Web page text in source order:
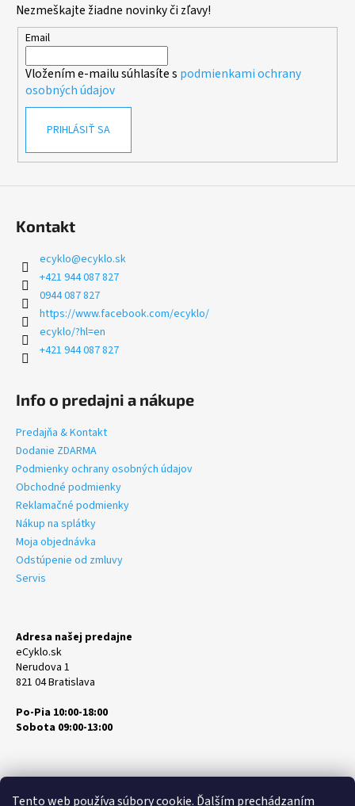
Tento web používa súbory cookie. Ďalším prechádzaním
Nezmeškajte žiadne novinky či zľavy!
Email
Vložením e-mailu súhlasíte s podmienkami ochrany
osobných údajov
PRIHLÁSIŤ SA
Kontakt
ecyklo@ecyklo.sk
+421 944 087 827
0944 087 827
https://www.facebook.com/ecyklo/
ecyklo/?hl=en
+421 944 087 827
Info o predajni a nákupe
Predajňa & Kontakt
Dodanie ZDARMA
Podmienky ochrany osobných údajov
Obchodné podmienky
Reklamačné podmienky
Nákup na splátky
Moja objednávka
Odstúpenie od zmluvy
Servis
Adresa našej predajne
eCyklo.sk
Nerudova 1
821 04 Bratislava
Po-Pia 10:00-18:00
Sobota 09:00-13:00